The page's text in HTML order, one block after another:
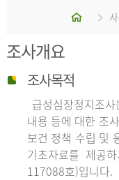
홈
조사개요
조사목적
급성심장정지조
내용 등에 대한 조
보건 정책 수립 및
기초자료를 제공
117088호)입니다.